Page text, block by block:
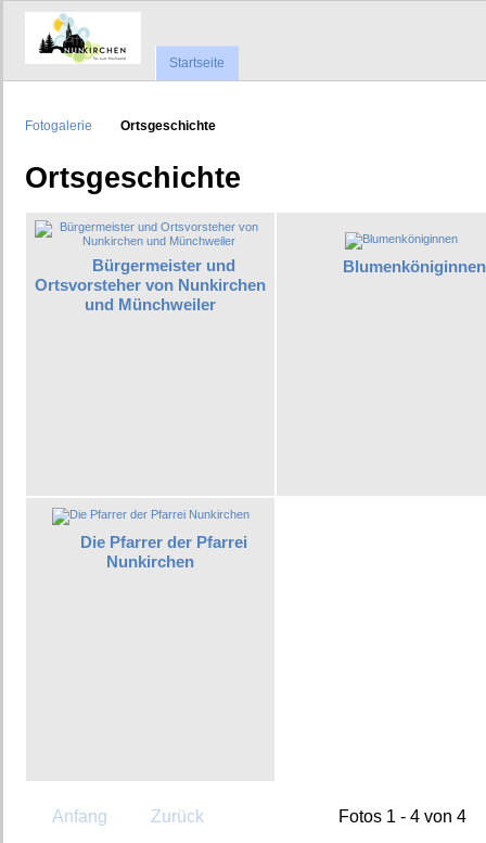
Startseite
Fotogalerie Ortsgeschichte
Ortsgeschichte
Bürgermeister und
Ortsvorsteher von Nunkirchen
und Münchweiler
Blumenköniginnen
Die Pfarrer der Pfarrei
Nunkirchen
Anfang Zurück Fotos 1 - 4 von 4